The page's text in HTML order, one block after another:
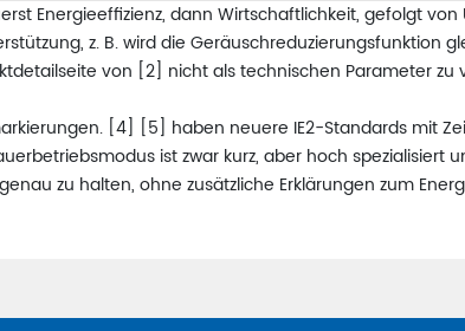
Energieeffizienz, dann Wirtschaftlichkeit, gefolgt
z. B. wird die
von [2] nicht als technischen Parameter zu
[4] [5] haben neuere IE2-Standards mit
ist zwar kurz, aber hoch spezialisiert
zu halten, ohne zusätzliche Erklärungen zum